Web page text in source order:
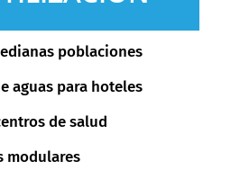
poblaciones
aguas para hoteles
de salud
modulares